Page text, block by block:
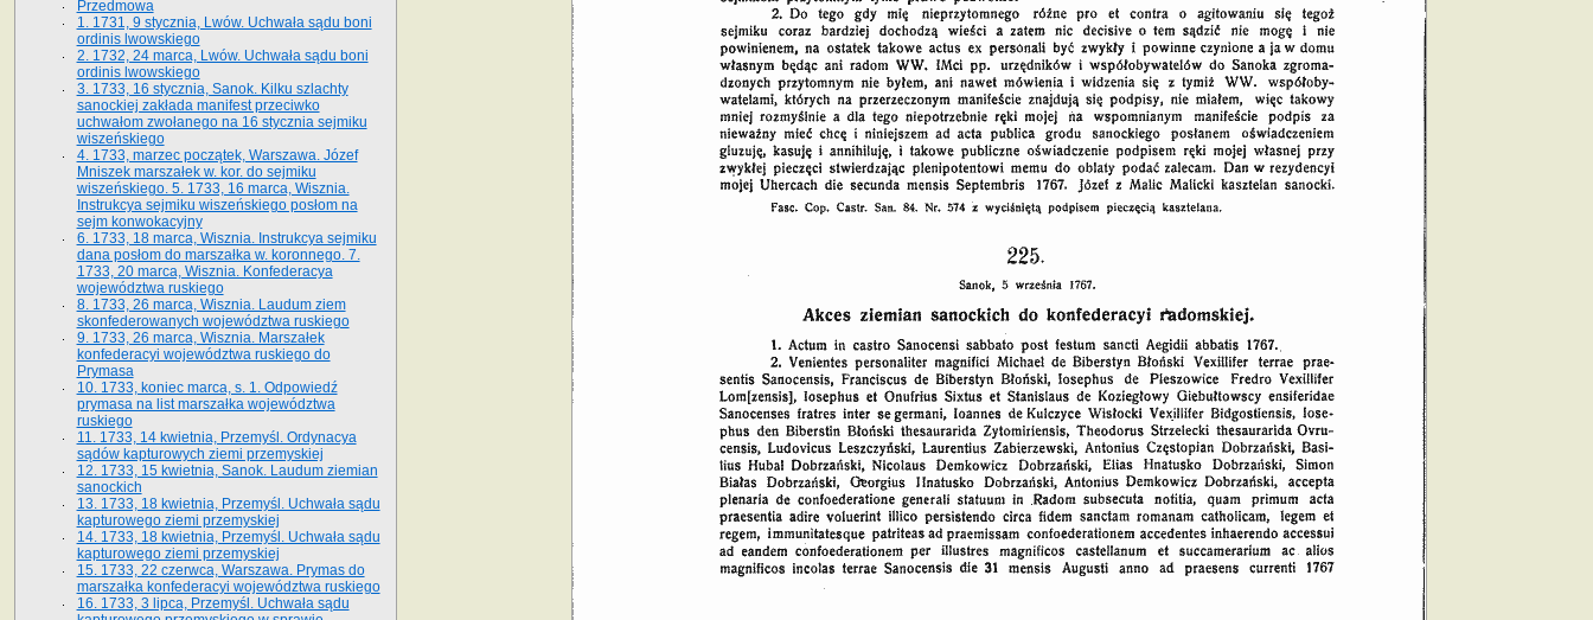
Przedmowa
1. 1731, 9 stycznia, Lwów. Uchwała sądu boni
ordinis lwowskiego
2. 1732, 24 marca, Lwów. Uchwała sądu boni
ordinis lwowskiego
3. 1733, 16 stycznia, Sanok. Kilku szlachty
sanockiej zakłada manifest przeciwko
uchwałom zwołanego na 16 stycz­nia sejmiku
wiszeńskiego
4. 1733, marzec początek, Warszawa. Józef
Mniszek marszałek w. kor. do sejmiku
wiszeńskiego. 5. 1733, 16 marca, Wisznia.
Instrukcya sejmiku wiszeńskiego posłom na
sejm konwokacyjny
6. 1733, 18 marca, Wisznia. Instrukcya sejmiku
dana posłom do marszałka w. koronnego. 7.
1733, 20 marca, Wisznia. Konfederacya
województwa ruskiego
8. 1733, 26 marca, Wisznia. Laudum ziem
skonfederowanych województwa ruskiego
9. 1733, 26 marca, Wisznia. Marszałek
konfederacyi województwa ruskiego do
Prymasa
10. 1733, koniec marca, s. 1. Odpowiedź
prymasa na list marszałka województwa
ruskiego
11. 1733, 14 kwietnia, Przemyśl. Ordynacya
sądów kapturowych ziemi przemyskiej
12. 1733, 15 kwietnia, Sanok. Laudum ziemian
sanockich
13. 1733, 18 kwietnia, Przemyśl. Uchwała sądu
kapturowego ziemi przemyskiej
14. 1733, 18 kwietnia, Przemyśl. Uchwała sądu
kapturowego ziemi przemyskiej
15. 1733, 22 czerwca, Warszawa. Prymas do
marszałka konfederacyi województwa ruskiego
16. 1733, 3 lipca, Przemyśl. Uchwała sądu